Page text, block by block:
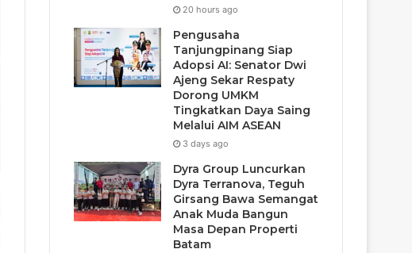
20 hours ago
Pengusaha
Tanjungpinang Siap
Adopsi AI: Senator Dwi
Ajeng Sekar Respaty
Dorong UMKM
Tingkatkan Daya Saing
Melalui AIM ASEAN
3 days ago
Dyra Group Luncurkan
Dyra Terranova, Teguh
Girsang Bawa Semangat
Anak Muda Bangun
Masa Depan Properti
Batam